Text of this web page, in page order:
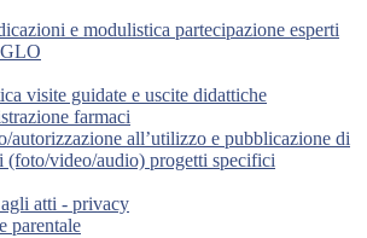
e modulistica partecipazione esperti
visite guidate e uscite didattiche
farmaci
autorizzazione all’utilizzo e pubblicazione di
(foto/video/audio) progetti specifici
atti - privacy
parentale